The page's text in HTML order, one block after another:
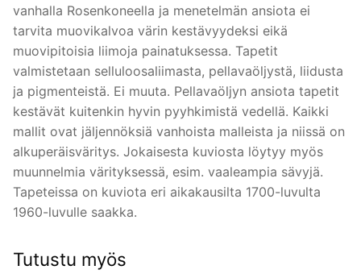
vanhalla Rosenkoneella ja menetelmän ansiota ei
tarvita muovikalvoa värin kestävyydeksi eikä
muovipitoisia liimoja painatuksessa. Tapetit
valmistetaan selluloosaliimasta, pellavaöljystä, liidusta
ja pigmenteistä. Ei muuta. Pellavaöljyn ansiota tapetit
kestävät kuitenkin hyvin pyyhkimistä vedellä. Kaikki
mallit ovat jäljennöksiä vanhoista malleista ja niissä on
alkuperäisväritys. Jokaisesta kuviosta löytyy myös
muunnelmia värityksessä, esim. vaaleampia sävyjä.
Tapeteissa on kuviota eri aikakausilta 1700-luvulta
1960-luvulle saakka.
Tutustu myös